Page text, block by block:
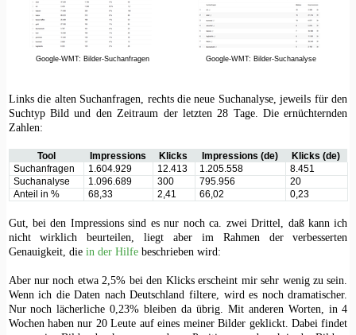
Google-WMT: Bilder-Suchanfragen Google-WMT: Bilder-Suchanalyse
Links die alten Suchanfragen, rechts die neue Suchanalyse, jeweils für den
Suchtyp Bild und den Zeitraum der letzten 28 Tage. Die ernüchternden
Zahlen:
Tool Impressions Klicks Impressions (de)
Klicks (de)
Suchanfragen
1.604.929 12.413 1.205.558
8.451
Suchanalyse
1.096.689 300 795.956
20
Anteil in %
68,33 2,41 66,02 0,23
Gut, bei den Impressions sind es nur noch ca. zwei Drittel, daß kann ich
nicht wirklich beurteilen, liegt aber im Rahmen der verbesserten
Genauigkeit, die in der Hilfebeschrieben wird:
Aber nur noch etwa 2,5% bei den Klicks erscheint mir sehr wenig zu sein.
Wenn ich die Daten nach Deutschland filtere, wird es noch dramatischer.
Nur noch lächerliche 0,23% bleiben da übrig. Mit anderen Worten, in 4
Wochen haben nur 20 Leute auf eines meiner Bilder geklickt. Dabei findet